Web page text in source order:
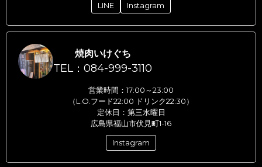
LINE Instagram
焼肉いけぐち
TEL：084-999-3110
営業時間：17:00～23:00
（L.O.フード22:00 ドリンク22:30）
定休日：第三水曜日
広島県福山市伏見町1-16
Instagram